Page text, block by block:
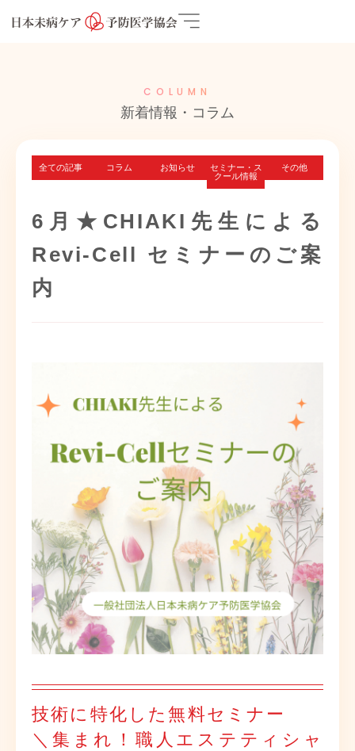
COLUMN
新着情報・コラム
全ての記事 コラム お知らせ セミナー・ス
クール情報
その他
6月★CHIAKI先生による
Revi-Cell セミナーのご案
内
技術に特化した無料セミナー
＼集まれ！職人エステティシャ